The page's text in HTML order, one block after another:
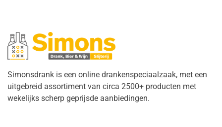
Simonsdrank is een online drankenspeciaalzaak, met een
uitgebreid assortiment van circa 2500+ producten met
wekelijks scherp geprijsde aanbiedingen.